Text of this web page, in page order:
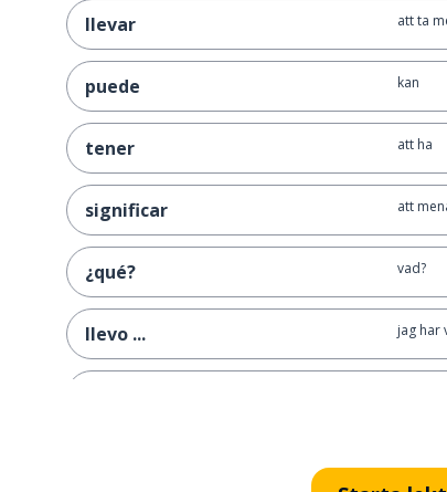
llevar att ta
puede kan
tener att ha
significar att
¿qué? vad?
llevo ... jag har